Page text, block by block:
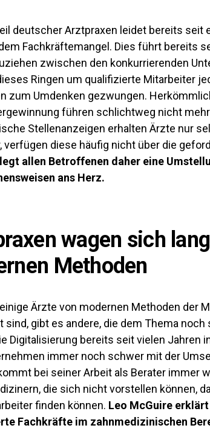
deutscher Arztpraxen leidet bereits seit
Fachkräftemangel. Dies führt bereits
zwischen den konkurrierenden
Ringen um qualifizierte Mitarbeiter
zum Umdenken gezwungen.
führen schlichtweg nicht
Stellenanzeigen erhalten Ärzte nur
verfügen diese häufig nicht über die
allen Betroffenen daher eine
ans Herz.
wagen sich
Methoden
Ärzte von modernen Methoden der
sind, gibt es andere, die dem Thema
Digitalisierung bereits seit vielen Jahren
immer noch schwer mit der
bei seiner Arbeit als Berater immer
die sich nicht vorstellen können,
finden können. Leo McGuire
Fachkräfte im zahnmedizinischen